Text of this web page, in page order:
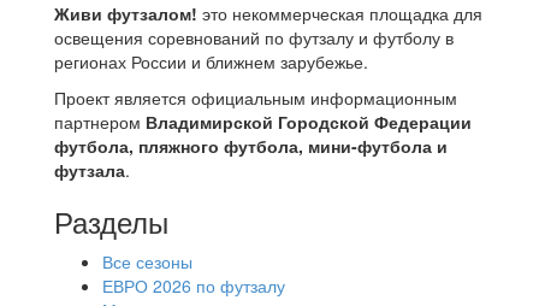
Живи футзалом! это некоммерческая площадка для
освещения соревнований по футзалу и футболу в
регионах России и ближнем зарубежье.
Проект является официальным информационным
партнером Владимирской Городской Федерации
футбола, пляжного футбола, мини-футбола и
футзала.
Разделы
Все сезоны
ЕВРО 2026 по футзалу